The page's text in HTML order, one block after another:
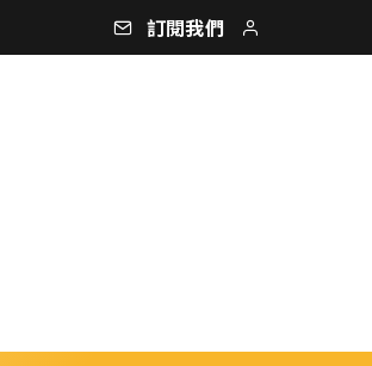
訂閱我們